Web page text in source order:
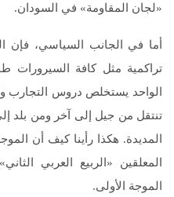
«لجان المقاومة» في السودان.
أما في الجانب السياسي، فإن
تراكمية مثل كافة السيرورات
الواحد يستخلص دروس التجارب
تنتقل من جيل إلى آخر ومن بلد
المديدة. هكذا رأينا كيف أن
المعلقين «الربيع العربي
الموجة الأولى.